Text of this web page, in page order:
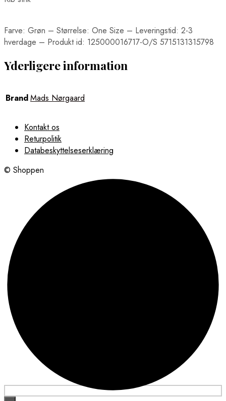
Farve: Grøn – Størrelse: One Size – Leveringstid: 2-3
hverdage – Produkt id: 125000016717-O/S 5715131315798
Yderligere information
BrandMads Nørgaard
Kontakt os
Returpolitik
Databeskyttelseserklæring
© Shoppen